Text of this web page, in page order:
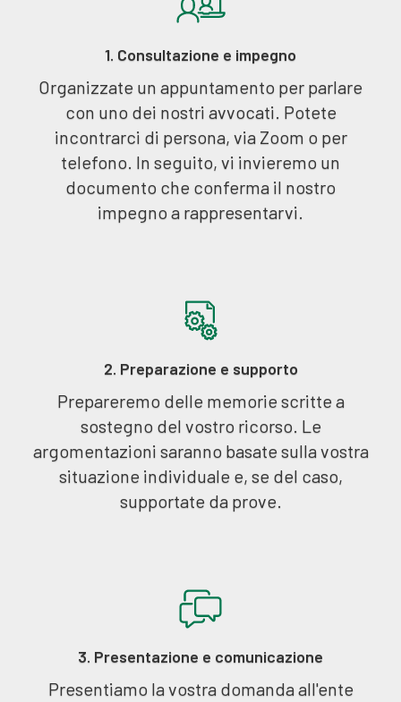
1. Consultazione e impegno
Organizzate un appuntamento per parlare
con uno dei nostri avvocati. Potete
incontrarci di persona, via Zoom o per
telefono. In seguito, vi invieremo un
documento che conferma il nostro
impegno a rappresentarvi.
2. Preparazione e supporto
Prepareremo delle memorie scritte a
sostegno del vostro ricorso. Le
argomentazioni saranno basate sulla vostra
situazione individuale e, se del caso,
supportate da prove.
3. Presentazione e comunicazione
Presentiamo la vostra domanda all'ente